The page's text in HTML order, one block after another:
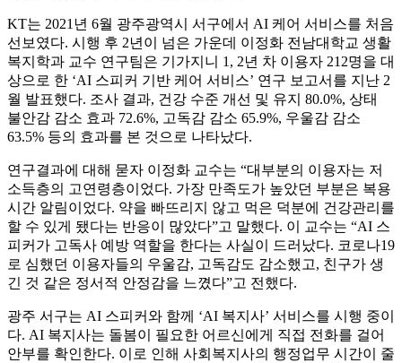
KT는 2021년 6월 광주광역시 서구에서 AI 케어 서비스를 처음
선보였다. 시행 후 2년이 넘은 가운데 이정화 전남대학교 생활
복지학과 교수 연구팀은 기가지니 1, 2년 차 이용자 212명을 대
상으로 한 ‘AI 스피커 기반 케어 서비스’ 연구 보고서를 지난 2
월 발표했다. 조사 결과, 건강 수준 개선 및 유지 80.0%, 상태
불안감 감소 효과 72.6%, 고독감 감소 65.9%, 우울감 감소
63.5% 등의 효과를 본 것으로 나타났다.
연구결과에 대해 묻자 이정화 교수는 “대부분의 이용자는 저
소득층의 고연령층이었다. 가장 만족도가 높았던 부분은 복용
시간 알림이었다. 약을 빠뜨리지 않고 먹은 덕분에 건강관리를
할 수 있게 됐다는 반응이 많았다”고 말했다. 이 교수는 “AI 스
피커가 고독사 예방 역할을 한다는 사실이 드러났다. 코로나19
로 심했던 이용자들의 우울감, 고독감도 감소했고, 친구가 생
긴 것 같은 정서적 안정감을 느꼈다”고 전했다.
광주 서구는 AI 스피커와 함께 ‘AI 복지사’ 서비스를 시행 중이
다. AI 복지사는 돌봄이 필요한 어르신에게 직접 전화를 걸어
안부를 확인한다. 이로 인해 사회복지사의 행정업무 시간이 줄